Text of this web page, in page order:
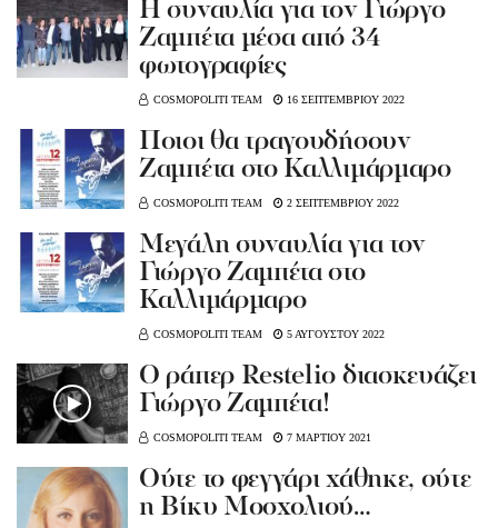
Η συναυλία για τον Γιώργο
Ζαμπέτα μέσα από 34
φωτογραφίες
COSMOPOLITI TEAM 16 ΣΕΠΤΕΜΒΡΙΟΥ 2022
Ποιοι θα τραγουδήσουν
Ζαμπέτα στο Καλλιμάρμαρο
COSMOPOLITI TEAM 2 ΣΕΠΤΕΜΒΡΙΟΥ 2022
Mεγάλη συναυλία για τον
Γιώργο Ζαμπέτα στο
Καλλιμάρμαρο
COSMOPOLITI TEAM 5 ΑΥΓΟΥΣΤΟΥ 2022
Ο ράπερ Restelio διασκευάζει
Γιώργο Ζαμπέτα!
COSMOPOLITI TEAM 7 ΜΑΡΤΙΟΥ 2021
Ούτε το φεγγάρι χάθηκε, ούτε
η Βίκυ Μοσχολιού…